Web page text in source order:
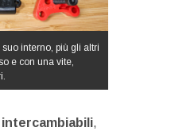
interno, più gli altri
e con una vite,
,